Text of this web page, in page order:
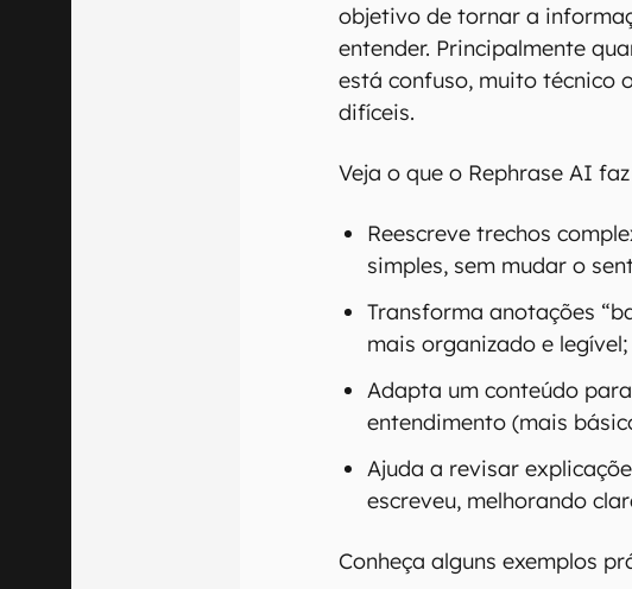
objetivo de tornar a
entender. Principalmente
está confuso, muito técnico
difíceis.
Veja o que o Rephrase AI
Reescreve trechos
simples, sem mudar o
Transforma anotações
mais organizado e legível;
Adapta um conteúdo
entendimento (mais
Ajuda a revisar
escreveu, melhorando
Conheça alguns exemplos